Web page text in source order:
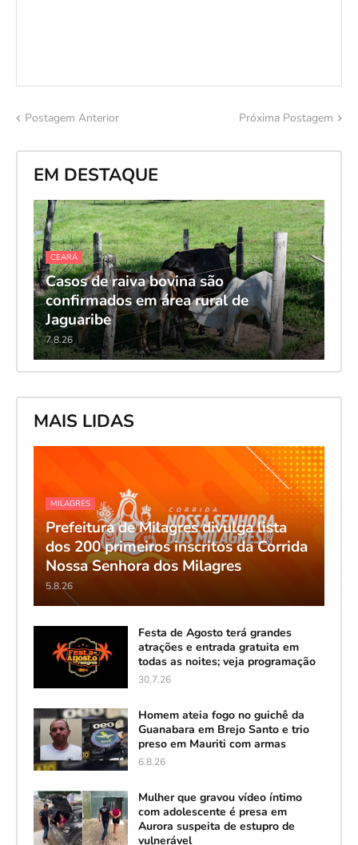
Postagem Anterior Próxima Postagem
EM DESTAQUE
CEARÁ
Casos de raiva bovina são
confirmados em área rural de
Jaguaribe
7.8.26
MAIS LIDAS
MILAGRES
Prefeitura de Milagres divulga lista
dos 200 primeiros inscritos da Corrida
Nossa Senhora dos Milagres
5.8.26
Festa de Agosto terá grandes
atrações e entrada gratuita em
todas as noites; veja programação
30.7.26
Homem ateia fogo no guichê da
Guanabara em Brejo Santo e trio
preso em Mauriti com armas
6.8.26
Mulher que gravou vídeo íntimo
com adolescente é presa em
Aurora suspeita de estupro de
vulnerável